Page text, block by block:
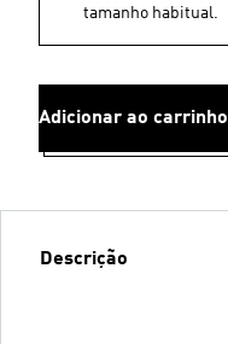
tamanho habitual.
Adicionar ao carrinho
Descrição